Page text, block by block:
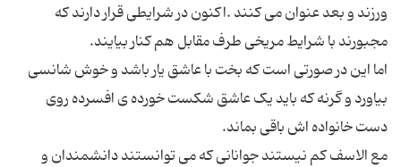
ورزند و بعد عنوان می کنند .اکنون در شرایطی قرار دارند که
اما این در صورتی است که بخت با عاشق یار باشد و خوش شانسی
بیاورد و گرنه که باید یک عاشق شکست خورده ی افسرده روی
مع الاسف کم نیستند جوانانی که می توانستند دانشمندان و